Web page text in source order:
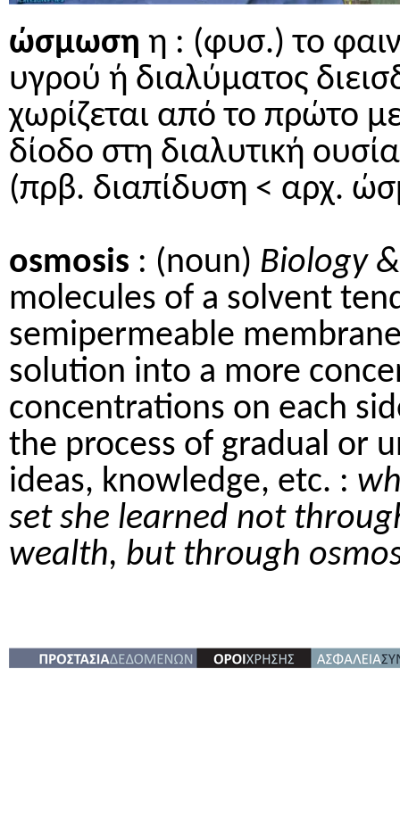
ώσμωση η : (φυσ.) το
υγρού ή διαλύματος
χωρίζεται από το πρώτο
δίοδο στη διαλυτική
(πρβ. διαπίδυση < αρχ.
osmosis : (noun) Biology
molecules of a solvent
semipermeable
solution into a more
concentrations on each
the process of gradual or
ideas, knowledge, etc. :
set she learned not
wealth, but through